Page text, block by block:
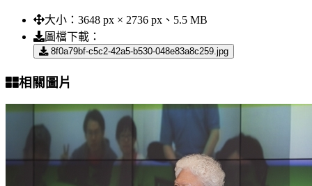
大小： 3648 px × 2736 px、5.5 MB
圖檔下載：
8f0a79bf-c5c2-42a5-b530-048e83a8c259.jpg
相關圖片